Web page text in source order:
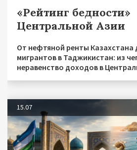
«Рейтинг бедности»
Центральной Азии
От нефтяной ренты Казахстана
мигрантов в Таджикистан: из
неравенство доходов в
15.07